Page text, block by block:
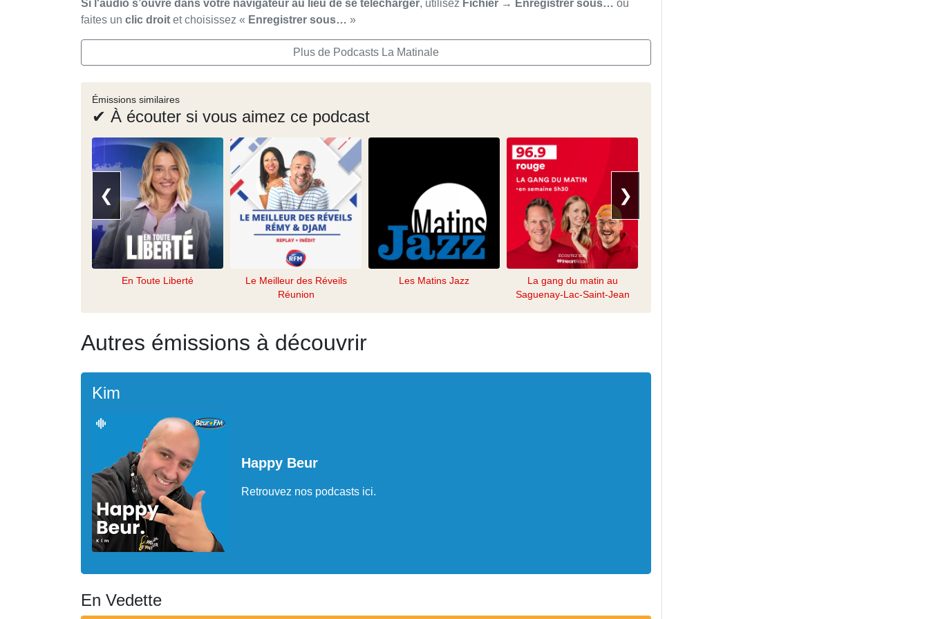
Si l'audio s’ouvre dans votre navigateur au lieu de se télécharger, utilisez Fichier → Enregistrer sous… ou
faites un clic droit et choisissez « Enregistrer sous… »
Plus de Podcasts La Matinale
Émissions similaires
✔ À écouter si vous aimez ce podcast
❮
En Toute Liberté
Le Meilleur des Réveils
Réunion
Les Matins Jazz
La gang du matin au
Saguenay-Lac-Saint-Jean
❯
Autres émissions à découvrir
Kim
Happy Beur
Retrouvez nos podcasts ici.
En Vedette